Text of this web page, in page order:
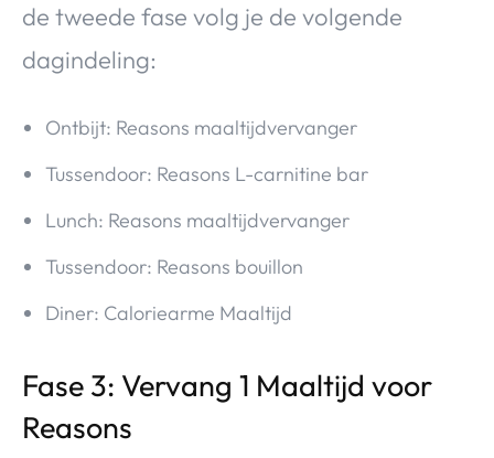
de tweede fase volg je de volgende
dagindeling:
Ontbijt: Reasons maaltijdvervanger
Tussendoor: Reasons L-carnitine bar
Lunch: Reasons maaltijdvervanger
Tussendoor: Reasons bouillon
Diner: Caloriearme Maaltijd
Fase 3: Vervang 1 Maaltijd voor
Reasons